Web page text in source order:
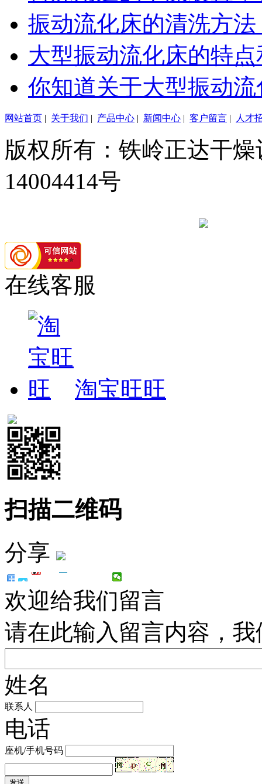
振动流化床的清洗方法
大型振动流化床的特
你知道关于大型振动
网站首页 | 关于我们 | 产品中心 | 新闻中心 | 客户留言 | 人才
版权所有：铁岭正达干
14004414号
在线客服
淘宝旺旺
扫描二维码
分享
欢迎给我们留言
请在此输入留言内容，
姓名
联系人
电话
座机/手机号码